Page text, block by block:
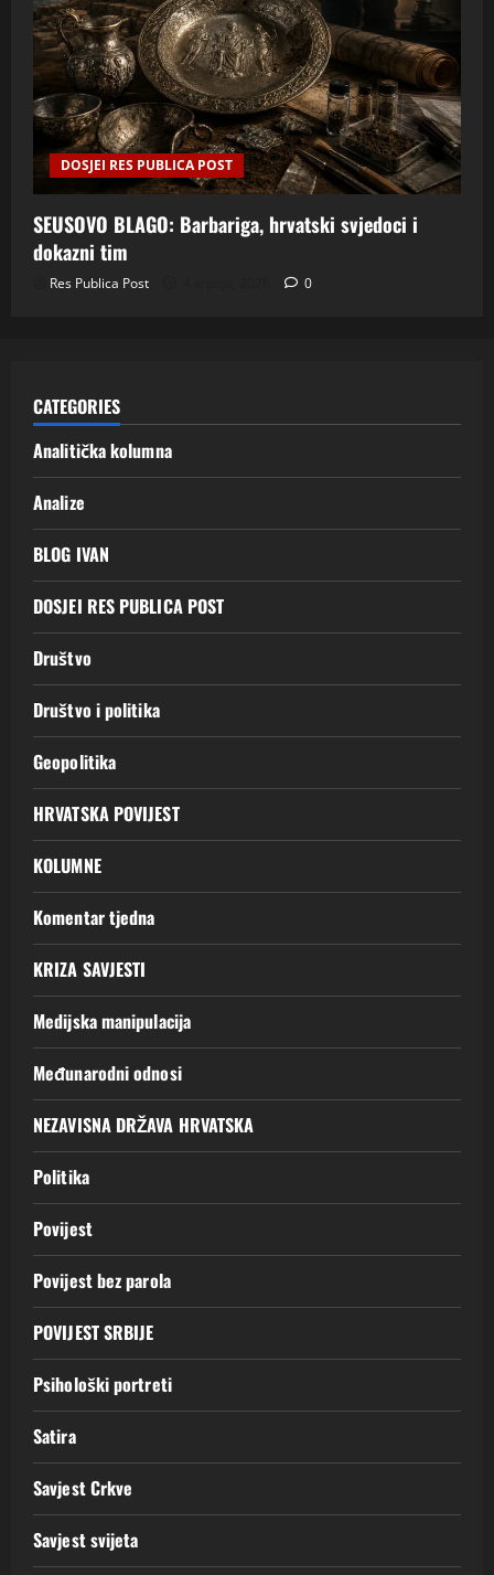
DOSJEI RES PUBLICA POST
SEUSOVO BLAGO: Barbariga, hrvatski svjedoci i
dokazni tim
Res Publica Post 0
CATEGORIES
Analitička kolumna
Analize
BLOG IVAN
DOSJEI RES PUBLICA POST
Društvo
Društvo i politika
Geopolitika
HRVATSKA POVIJEST
KOLUMNE
Komentar tjedna
KRIZA SAVJESTI
Medijska manipulacija
Međunarodni odnosi
NEZAVISNA DRŽAVA HRVATSKA
Politika
Povijest
Povijest bez parola
POVIJEST SRBIJE
Psihološki portreti
Satira
Savjest Crkve
Savjest svijeta